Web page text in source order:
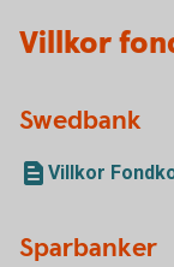
Villkor
Swedbank
Villkor
Sparbanker